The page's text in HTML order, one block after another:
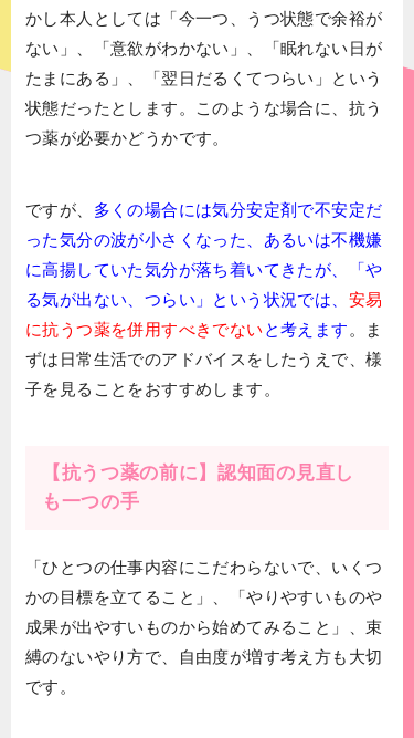
かし本人としては「今一つ、うつ状態で余裕が
ない」、「意欲がわかない」、「眠れない日が
たまにある」、「翌日だるくてつらい」という
状態だったとします。このような場合に、抗う
つ薬が必要かどうかです。
ですが、 多くの場合には気分安定剤で不安定だ
った気分の波が小さくなった、あるいは不機嫌
に高揚していた気分が落ち着いてきたが、「や
る気が出ない、つらい」という状況では、 安易
に抗うつ薬を併用すべきでない と考えます 。ま
ずは日常生活でのアドバイスをしたうえで、様
子を見ることをおすすめします。
【抗うつ薬の前に】認知面の見直し
も一つの手
「ひとつの仕事内容にこだわらないで、いくつ
かの目標を立てること」、「やりやすいものや
成果が出やすいものから始めてみること」、束
縛のないやり方で、自由度が増す考え方も大切
です。